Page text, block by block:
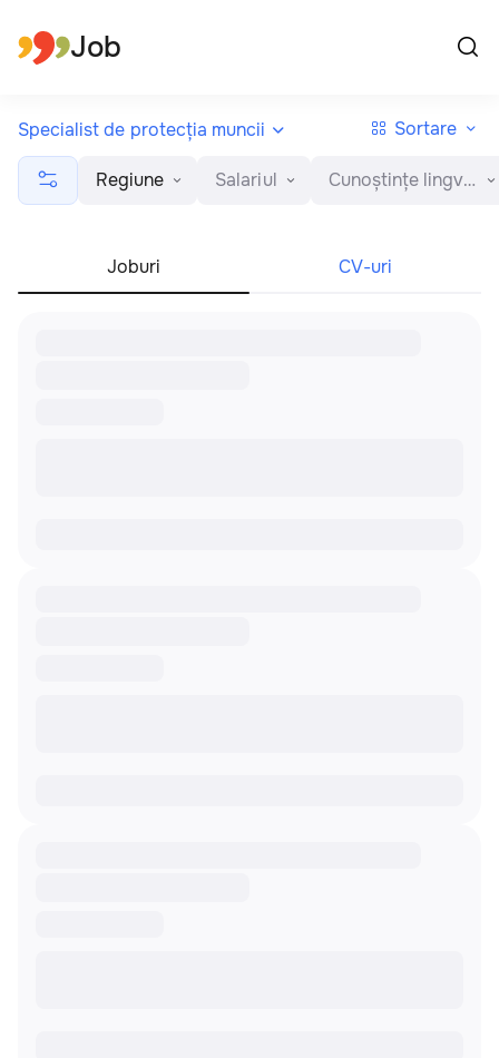
Job
Joburi CV-uri
Regiune Salariul Cunoștințe lingvistice
Specialist de protecția muncii Sortare